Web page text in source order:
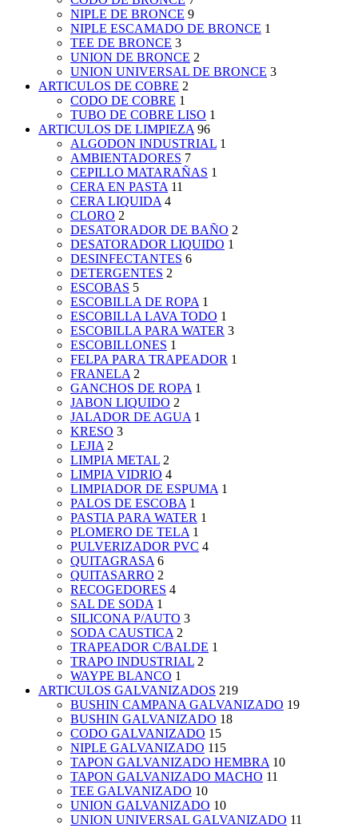
NIPLE DE BRONCE 9
NIPLE ESCAMADO DE BRONCE 1
TEE DE BRONCE 3
UNION DE BRONCE 2
UNION UNIVERSAL DE BRONCE 3
ARTICULOS DE COBRE 2
CODO DE COBRE 1
TUBO DE COBRE LISO 1
ARTICULOS DE LIMPIEZA 96
ALGODON INDUSTRIAL 1
AMBIENTADORES 7
CEPILLO MATARAÑAS 1
CERA EN PASTA 11
CERA LIQUIDA 4
CLORO 2
DESATORADOR DE BAÑO 2
DESATORADOR LIQUIDO 1
DESINFECTANTES 6
DETERGENTES 2
ESCOBAS 5
ESCOBILLA DE ROPA 1
ESCOBILLA LAVA TODO 1
ESCOBILLA PARA WATER 3
ESCOBILLONES 1
FELPA PARA TRAPEADOR 1
FRANELA 2
GANCHOS DE ROPA 1
JABON LIQUIDO 2
JALADOR DE AGUA 1
KRESO 3
LEJIA 2
LIMPIA METAL 2
LIMPIA VIDRIO 4
LIMPIADOR DE ESPUMA 1
PALOS DE ESCOBA 1
PASTIA PARA WATER 1
PLOMERO DE TELA 1
PULVERIZADOR PVC 4
QUITAGRASA 6
QUITASARRO 2
RECOGEDORES 4
SAL DE SODA 1
SILICONA P/AUTO 3
SODA CAUSTICA 2
TRAPEADOR C/BALDE 1
TRAPO INDUSTRIAL 2
WAYPE BLANCO 1
ARTICULOS GALVANIZADOS 219
BUSHIN CAMPANA GALVANIZADO 19
BUSHIN GALVANIZADO 18
CODO GALVANIZADO 15
NIPLE GALVANIZADO 115
TAPON GALVANIZADO HEMBRA 10
TAPON GALVANIZADO MACHO 11
TEE GALVANIZADO 10
UNION GALVANIZADO 10
UNION UNIVERSAL GALVANIZADO 11